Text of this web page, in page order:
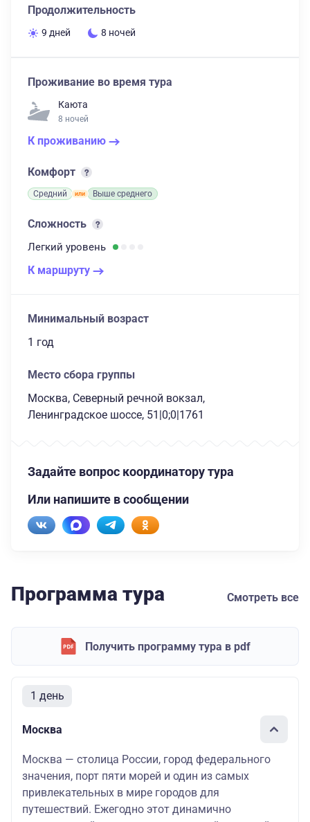
Продолжительность
9 дней 8 ночей
Проживание во время тура
Каюта
8 ночей
К проживанию
Комфорт
Средний Выше среднего
Сложность
Легкий уровень
К маршруту
Минимальный возраст
1 год
Место сбора группы
Москва, Северный речной вокзал,
Ленинградское шоссе, 51|0;0|1761
Задайте вопрос координатору тура
Или напишите в сообщении
Программа тура Смотреть все
Получить программу тура в pdf
1 день
Москва
Москва — столица России, город федерального
значения, порт пяти морей и один из самых
привлекательных в мире городов для
путешествий. Ежегодно этот динамично